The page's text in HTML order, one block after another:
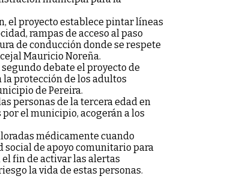
el proyecto establece pintar líneas
rampas de acceso al paso
de conducción donde se respete
Mauricio Noreña.
debate el proyecto de
la protección de los adultos
de Pereira.
personas de la tercera edad en
el municipio, acogerán a los
médicamente cuando
social de apoyo comunitario para
fin de activar las alertas
la vida de estas personas.